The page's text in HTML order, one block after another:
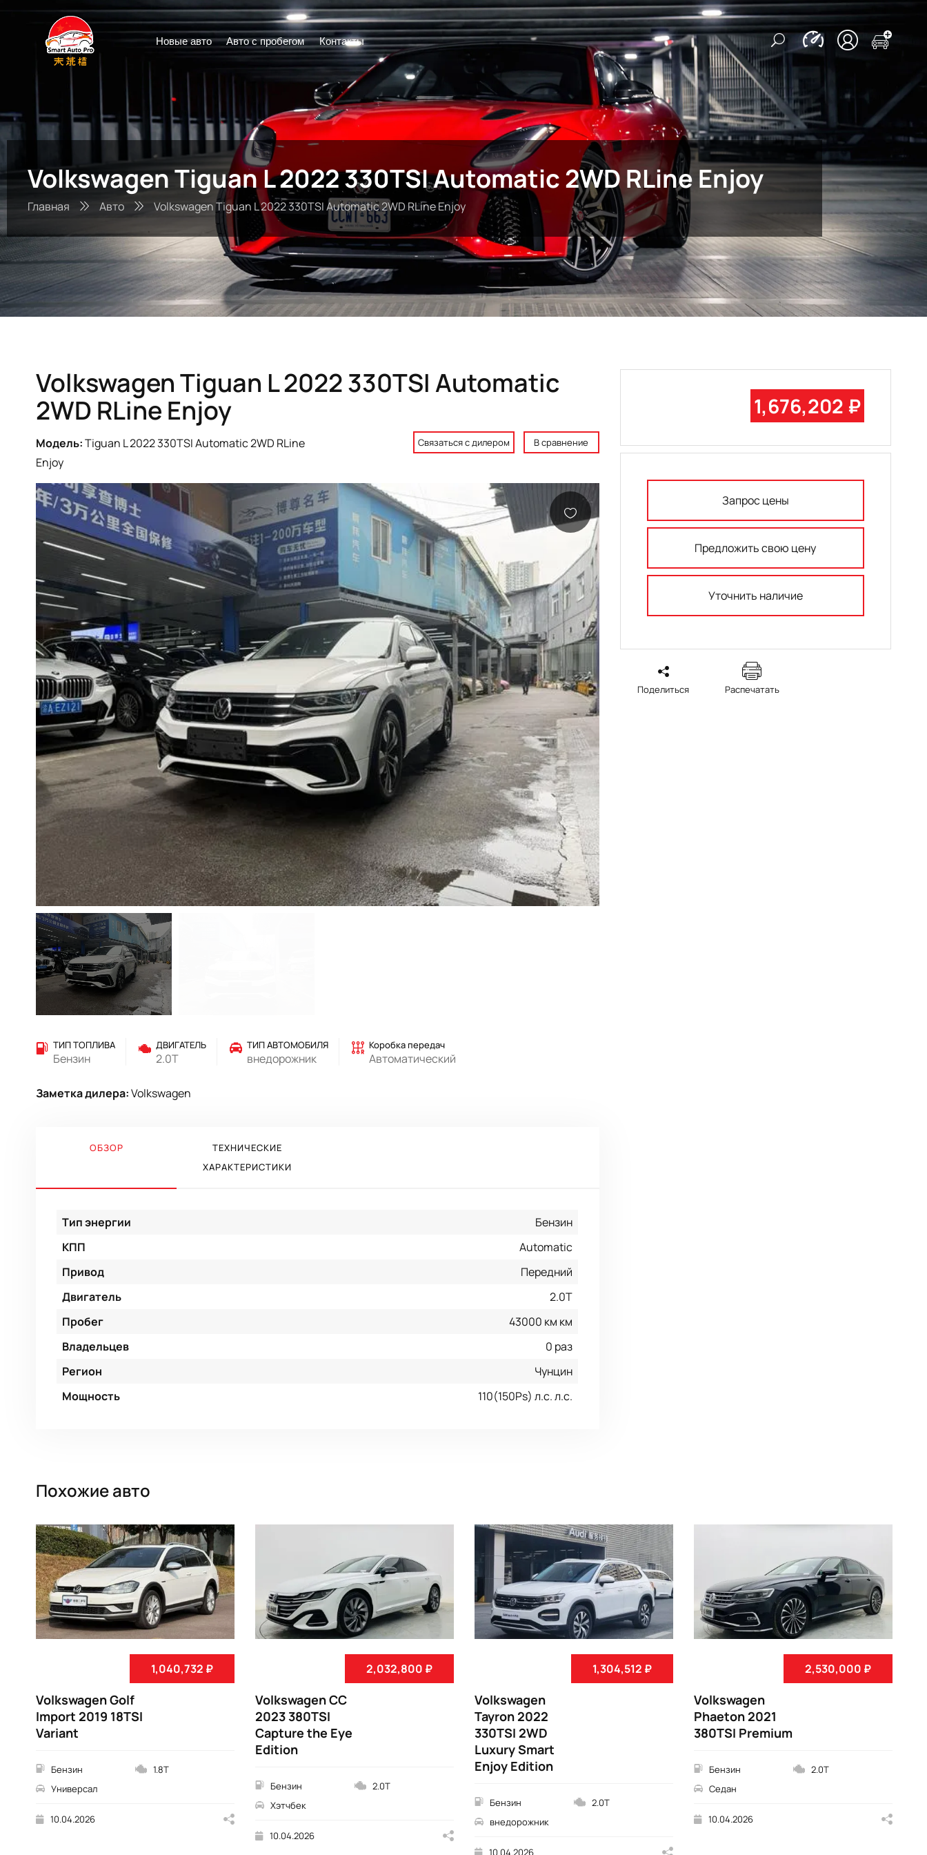
Новые авто Авто с пробегом Контакты
Volkswagen Tiguan L 2022 330TSI Automatic 2WD RLine Enjoy
Главная Авто Volkswagen Tiguan L 2022 330TSI Automatic 2WD RLine Enjoy
Volkswagen Tiguan L 2022 330TSI Automatic
2WD RLine Enjoy
Модель:Tiguan L 2022 330TSI Automatic 2WD RLine
Enjoy
Связаться с дилером В сравнение
ТИП ТОПЛИВА
Бензин
ДВИГАТЕЛЬ
2.0T
ТИП АВТОМОБИЛЯ
внедорожник
Коробка передач
Автоматический
Заметка дилера:Volkswagen
ОБЗОР
ТЕХНИЧЕСКИЕ
ХАРАКТЕРИСТИКИ
Тип энергии
Бензин
КПП
Automatic
Привод
Передний
Двигатель
2.0T
Пробег
43000 км км
Владельцев
0 раз
Регион
Чунцин
Мощность
110(150Ps) л.с. л.с.
1,676,202 ₽
Запрос цены
Предложить свою цену
Уточнить наличие
Поделиться Распечатать
Похожие авто
1,040,732 ₽
Volkswagen Golf
Import 2019 18TSI
Variant
Бензин
1.8T
Универсал
10.04.2026
2,032,800 ₽
Volkswagen CC
2023 380TSI
Capture the Eye
Edition
Бензин
2.0T
Хэтчбек
10.04.2026
1,304,512 ₽
Volkswagen
Tayron 2022
330TSI 2WD
Luxury Smart
Enjoy Edition
Бензин
2.0T
внедорожник
10.04.2026
2,530,000 ₽
Volkswagen
Phaeton 2021
380TSI Premium
Бензин
2.0T
Седан
10.04.2026